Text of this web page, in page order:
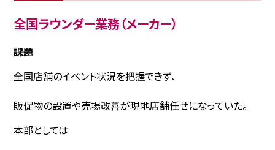
全国ラウンダー業務（メーカー）
課題
全国店舗のイベント状況を把握できず、
販促物の設置や売場改善が現地店舗任せになっていた。
本部としては